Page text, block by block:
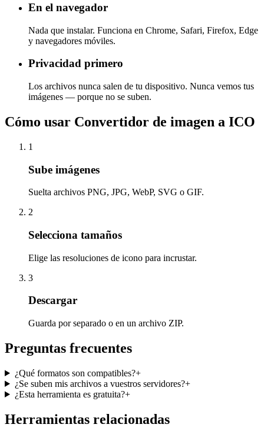
En el navegador
Nada que instalar. Funciona en Chrome, Safari, Firefox, Edge
y navegadores móviles.
Privacidad primero
Los archivos nunca salen de tu dispositivo. Nunca vemos tus
imágenes — porque no se suben.
Cómo usar Convertidor de imagen a ICO
1
Sube imágenes
Suelta archivos PNG, JPG, WebP, SVG o GIF.
2
Selecciona tamaños
Elige las resoluciones de icono para incrustar.
3
Descargar
Guarda por separado o en un archivo ZIP.
Preguntas frecuentes
¿Qué formatos son compatibles?+
¿Se suben mis archivos a vuestros servidores?+
¿Esta herramienta es gratuita?+
Herramientas relacionadas